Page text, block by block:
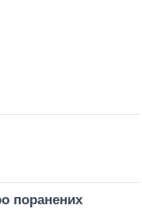
поранених
оборони за 13